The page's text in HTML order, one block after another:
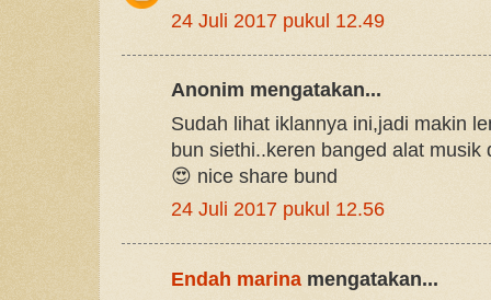
24 Juli 2017 pukul 12.49
Anonim mengatakan...
Sudah lihat iklannya ini,jadi makin
bun siethi..keren banged alat musik
😍 nice share bund
24 Juli 2017 pukul 12.56
Endah marina mengatakan...